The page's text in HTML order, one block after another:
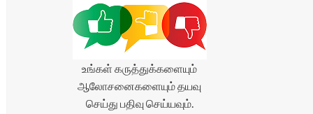
உங்கள் கருத்துக்களையும்
ஆலோசனைகளையும் தயவு
செய்து பதிவு செய்யவும்.